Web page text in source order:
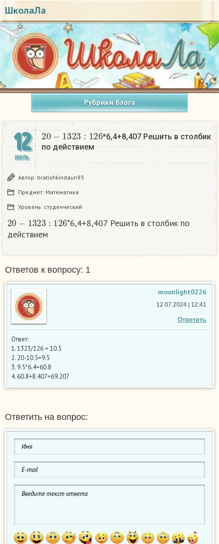
ШколаЛа
Рубрики блога
12
ИЮЛЬ
20−1323:126
*6,4+8,407 Решить в столбик
по действием
Автор: bratishkindaun93
Предмет: Математика
Уровень: студенческий
20 1323:126
*6,4+8,407 Решить в столбик по
действием
Ответов к вопросу: 1
moonlight0226
Ответить
12.07.2024 | 12:41
Ответ:
1. 1323/126 = 10.5
2. 20-10.5=9.5
3. 9.5*6.4=60.8
4. 60.8+8.407=69.207
Ответить на вопрос: